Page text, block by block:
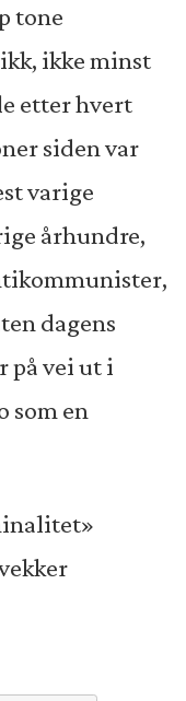
tone
ikke minst
etter hvert
siden var
varige
århundre,
dagens
på vei ut i
som en